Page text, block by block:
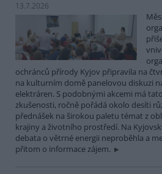
13.7.2026
ochránců přírody Kyjov připravila na
na kulturním domě panelovou diskuzi
elektráren. S podobnými akcemi má
zkušenosti, ročně pořádá okolo desíti
přednášek na širokou paletu témat z
krajiny a životního prostředí. Na
debata o větrné energii neproběhla a
přitom o informace zájem.